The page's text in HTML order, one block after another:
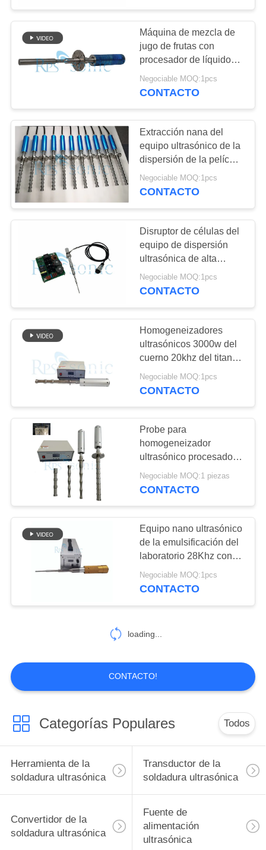
CASOS
MAPA
POLÍTICA
DE
PRIVACIDAD
Máquina de mezcla de
jugo de frutas con
procesador de líquidos
por ultrasonido industrial
Negociable MOQ:1pcs
CONTACTO
Extracción nana del
equipo ultrasónico de la
dispersión de la película
fina 20 l/min
Negociable MOQ:1pcs
CONTACTO
Disruptor de células del
equipo de dispersión
ultrasónica de alta
frecuencia
Negociable MOQ:1pcs
CONTACTO
Homogeneizadores
ultrasónicos 3000w del
cuerno 20khz del titanio
de alta presión para
agroquímico
Negociable MOQ:1pcs
CONTACTO
Probe para
homogeneizador
ultrasónico procesador
de sonicadores disruptor
de células mezclador
Negociable MOQ:1 piezas
CONTACTO
Equipo nano ultrasónico
de la emulsificación del
laboratorio 28Khz con el
cuerno del titanio
Negociable MOQ:1pcs
CONTACTO
loading...
CONTACTO!
Categorías Populares Todos
Herramienta de la
soldadura ultrasónica
Transductor de la
soldadura ultrasónica
Convertidor de la
soldadura ultrasónica
Fuente de
alimentación
ultrasónica